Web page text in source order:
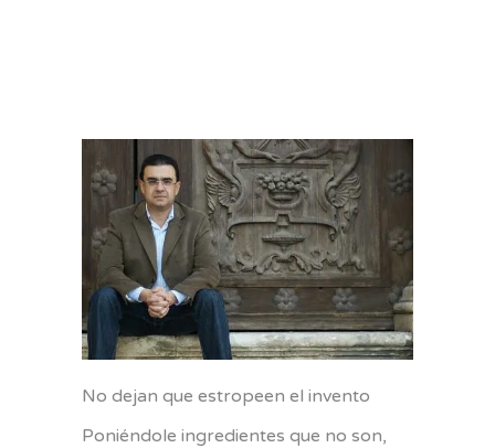
No dejan que estropeen el invento
Poniéndole ingredientes que no son,